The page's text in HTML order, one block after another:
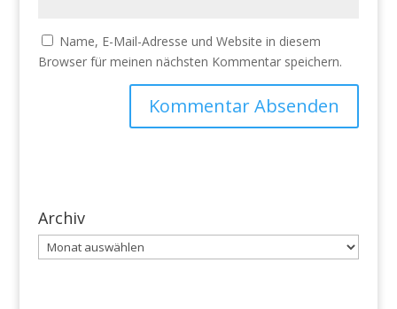
Name, E-Mail-Adresse und Website in diesem
Browser für meinen nächsten Kommentar speichern.
Archiv
Archiv